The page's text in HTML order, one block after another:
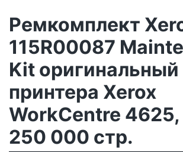
Ремкомплект
115R00087
Kit оригинальный
принтера Xerox
WorkCentre 4625,
250 000 стр.